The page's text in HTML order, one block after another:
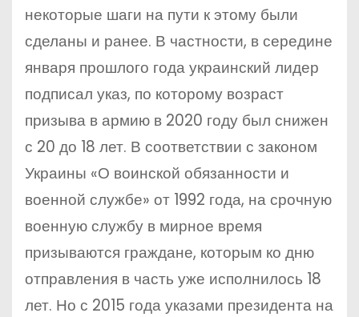
некоторые шаги на пути к этому были
сделаны и ранее. В частности, в середине
января прошлого года украинский лидер
подписал указ, по которому возраст
призыва в армию в 2020 году был снижен
с 20 до 18 лет. В соответствии с законом
Украины «О воинской обязанности и
военной службе» от 1992 года, на срочную
военную службу в мирное время
призываются граждане, которым ко дню
отправления в часть уже исполнилось 18
лет. Но с 2015 года указами президента на